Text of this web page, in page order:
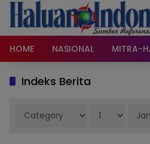
Langsung
konten
HOME
NASIONAL MITRA-
Indeks Berita